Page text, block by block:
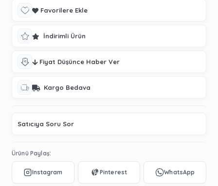
Favorilere Ekle
İndirimli Ürün
Fiyat Düşünce Haber Ver
Kargo Bedava
Satıcıya Soru Sor
Ürünü Paylaş: